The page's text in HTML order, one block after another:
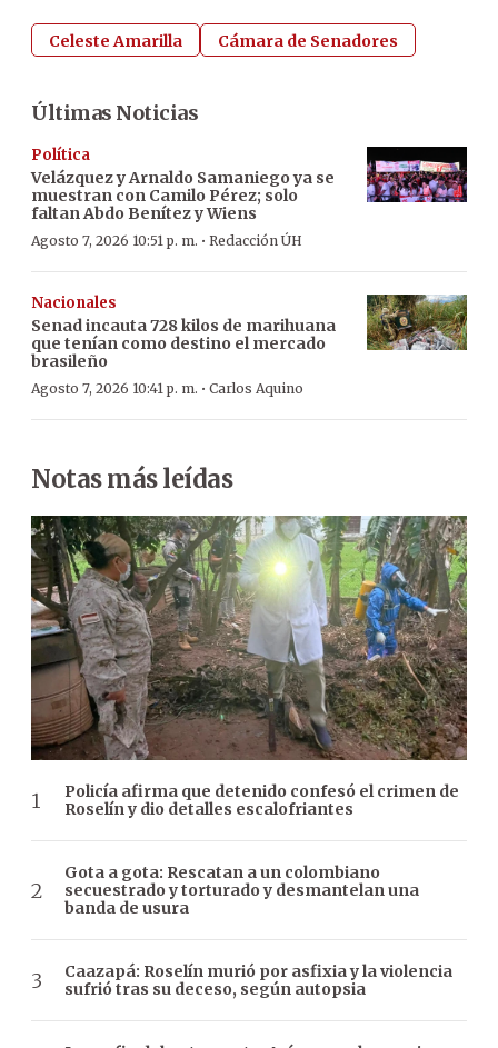
Celeste Amarilla Cámara de Senadores
Últimas Noticias
Política
Velázquez y Arnaldo Samaniego ya se
muestran con Camilo Pérez; solo
faltan Abdo Benítez y Wiens
Agosto 7, 2026 10:51 p. m. · Redacción ÚH
Nacionales
Senad incauta 728 kilos de marihuana
que tenían como destino el mercado
brasileño
Agosto 7, 2026 10:41 p. m. · Carlos Aquino
Notas más leídas
Policía afirma que detenido confesó el crimen de
Roselín y dio detalles escalofriantes
Gota a gota: Rescatan a un colombiano
secuestrado y torturado y desmantelan una
banda de usura
Caazapá: Roselín murió por asfixia y la violencia
sufrió tras su deceso, según autopsia